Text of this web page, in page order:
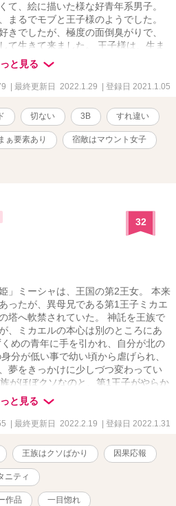
て、絵に描いた様な好青年系男子。
まるでモブと王子様のようでした。
きでしたが、極度の面倒臭がりで、
て生きて来ました。 王子様は、生ま
モブでしたが、自分から女性に告白
と言う以外何も出来ずにいました。
勤めていたのですが、ある日、王子様
会うことがないなら、いっそのこと
い』。 モブは、潔く王子様の事をあ
念な一生を送りました。 モブは、み
これは、これでめでたしめでたしだ
もなく、それはそれは、晴れやかな
の。姉ちゃん」 モブは、妹に叱られ
さを天秤にかけて、面号臭さが勝っ
。 「えっ、石崎さん。正気ですか？
モブは、新人教育をした後輩女性社
、王子様がモブに会いたくて、毎日
セン持ってきて！！と、息をのみま
との事をちゃんとしてくれます
思ってるんですか。あいつ、あきら
き合って貰いますからね」 モブは、
人には言えない秘密の過去がありま
な事を唯一知る人間でした。 一目惚
で、王子様が好きな事を告白され、
ました。 告白とは、好きな相手にす
手にするものではない。 彼は、その
せんでした。 この物語は、変わり者
と見る
| 最終更新日 2022.1.29 | 登録日 2021.1.05
切ない 3B すれ違い
ぁ要素あり 宿敵はマウント女子
32
」ミーシャは、王国の第2王女。 本来
ったが、異母兄である第1王子ミカエ
塔へ軟禁されていた。 神託を王族で
、ミカエルの本心は別のところにあ
めの青年に手を引かれ、自分が北の
分が低い事で幼い頃から虐げられ、
夢をきっかけに少しづつ変わってい
がほぼクソなのと、第1王子がやらか
す。 ヒーロー本格登場は少し遅めで
定期になるかもしれませんが、よろ
と見る
| 最終更新日 2022.2.19 | 登録日 2022.1.31
王族はクソばかり 因果応報
ニティ
作品 一目惚れ